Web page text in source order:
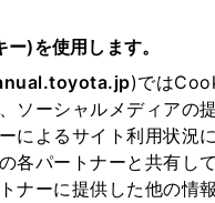
)を使用します。
)では
ソーシャルメディアの
によるサイト利用状況
各パートナーと共有し
ナーに提供した他の情